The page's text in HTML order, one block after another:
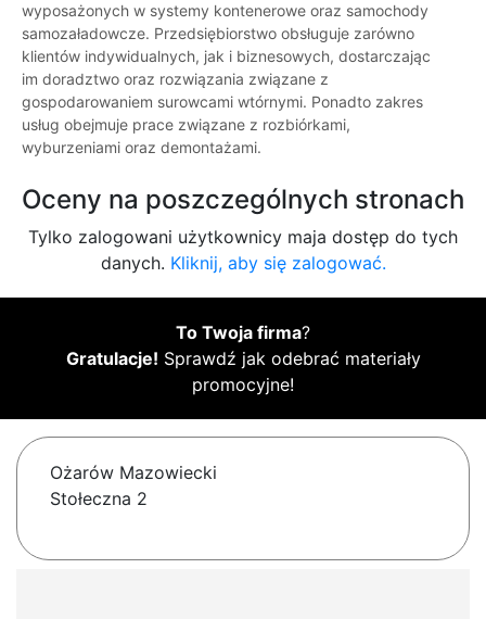
wyposażonych w systemy kontenerowe oraz samochody
samozaładowcze. Przedsiębiorstwo obsługuje zarówno
klientów indywidualnych, jak i biznesowych, dostarczając
im doradztwo oraz rozwiązania związane z
gospodarowaniem surowcami wtórnymi. Ponadto zakres
usług obejmuje prace związane z rozbiórkami,
wyburzeniami oraz demontażami.
Oceny na poszczególnych stronach
Tylko zalogowani użytkownicy maja dostęp do tych
danych. Kliknij, aby się zalogować.
To Twoja firma?
Gratulacje! Sprawdź jak odebrać materiały
promocyjne!
Ożarów Mazowiecki
Stołeczna 2